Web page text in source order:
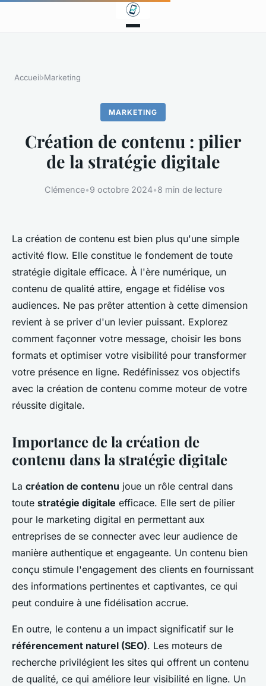
Accueil›Marketing
MARKETING
Création de contenu : pilier
de la stratégie digitale
Clémence•9 octobre 2024•8 min de lecture
La création de contenu est bien plus qu'une simple
activité flow. Elle constitue le fondement de toute
stratégie digitale efficace. À l'ère numérique, un
contenu de qualité attire, engage et fidélise vos
audiences. Ne pas prêter attention à cette dimension
revient à se priver d'un levier puissant. Explorez
comment façonner votre message, choisir les bons
formats et optimiser votre visibilité pour transformer
votre présence en ligne. Redéfinissez vos objectifs
avec la création de contenu comme moteur de votre
réussite digitale.
Importance de la création de
contenu dans la stratégie digitale
La création de contenu joue un rôle central dans
toute stratégie digitale efficace. Elle sert de pilier
pour le marketing digital en permettant aux
entreprises de se connecter avec leur audience de
manière authentique et engageante. Un contenu bien
conçu stimule l'engagement des clients en fournissant
des informations pertinentes et captivantes, ce qui
peut conduire à une fidélisation accrue.
En outre, le contenu a un impact significatif sur le
référencement naturel (SEO). Les moteurs de
recherche privilégient les sites qui offrent un contenu
de qualité, ce qui améliore leur visibilité en ligne. Un